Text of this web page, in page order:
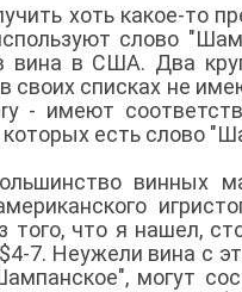
хоть какое-то
слово
вина в США. Два
своих списках не
- имеют
которых есть слово
винных
того, что я нашел,
7. Неужели вина с
могут